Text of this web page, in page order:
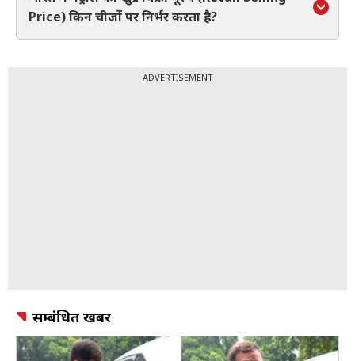
Price) किन चीजों पर निर्भर करता है?
ADVERTISEMENT
सम्बंधित खबर